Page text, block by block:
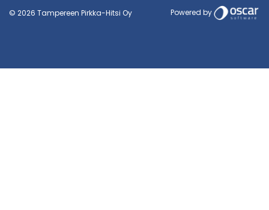
© 2026 Tampereen Pirkka-Hitsi Oy Powered by